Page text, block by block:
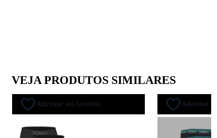
VEJA PRODUTOS SIMILARES
Adicionar aos favoritos Adicionar